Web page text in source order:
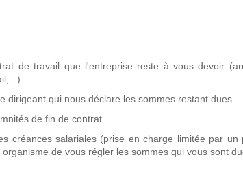
de travail que l'entreprise reste à vous devoir
qui nous déclare les sommes restant dues.
de fin de contrat.
créances salariales (prise en charge limitée par un
de vous régler les sommes qui vous sont